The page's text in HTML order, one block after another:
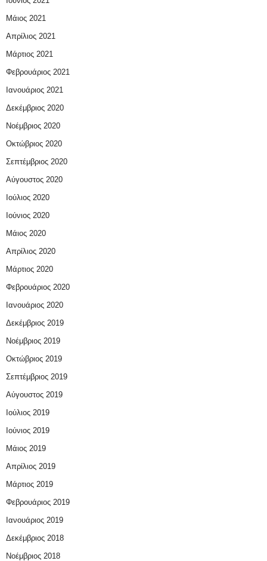
Μάιος 2021
Απρίλιος 2021
Μάρτιος 2021
Φεβρουάριος 2021
Ιανουάριος 2021
Δεκέμβριος 2020
Νοέμβριος 2020
Οκτώβριος 2020
Σεπτέμβριος 2020
Αύγουστος 2020
Ιούλιος 2020
Ιούνιος 2020
Μάιος 2020
Απρίλιος 2020
Μάρτιος 2020
Φεβρουάριος 2020
Ιανουάριος 2020
Δεκέμβριος 2019
Νοέμβριος 2019
Οκτώβριος 2019
Σεπτέμβριος 2019
Αύγουστος 2019
Ιούλιος 2019
Ιούνιος 2019
Μάιος 2019
Απρίλιος 2019
Μάρτιος 2019
Φεβρουάριος 2019
Ιανουάριος 2019
Δεκέμβριος 2018
Νοέμβριος 2018